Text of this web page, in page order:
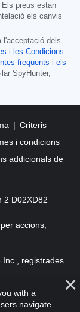
preus estan
els canvis
l'acceptació dels
i les Condicions
freqüents i els
SpyHunter,
Criteris
i condicions
addicionals de
2 D02XD82
accions,
Inc., registrades
reservats.
with a
navigate